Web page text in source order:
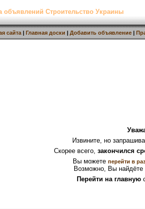
объявлений Строительство Украины
сайта | Главная доски | Добавить объявление |
Извините, но
Скорее всего, закончился
Вы можете перейти в
Возможно, Вы найдёте
Перейти на главную